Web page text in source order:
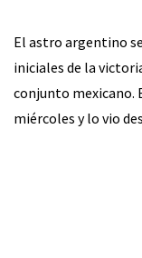
El astro argentino
iniciales de la
conjunto mexicano.
miércoles y lo vio